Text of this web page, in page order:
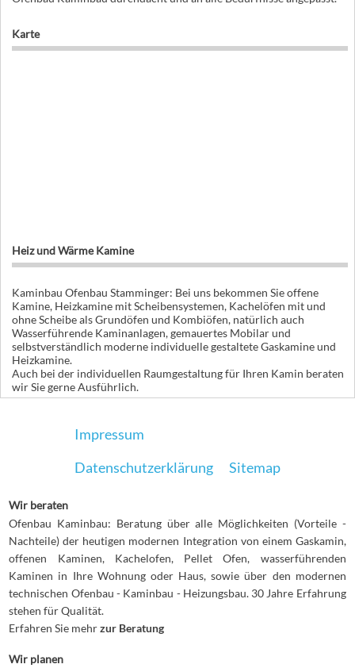
Karte
Heiz und Wärme Kamine
Kaminbau Ofenbau Stamminger: Bei uns bekommen Sie offene
Kamine, Heizkamine mit Scheibensystemen, Kachelöfen mit und
ohne Scheibe als Grundöfen und Kombiöfen, natürlich auch
Wasserführende Kaminanlagen, gemauertes Mobilar und
selbstverständlich moderne individuelle gestaltete Gaskamine und
Heizkamine.
Auch bei der individuellen Raumgestaltung für Ihren Kamin beraten
wir Sie gerne Ausführlich.
Impressum
Datenschutzerklärung
Sitemap
Wir beraten
Ofenbau Kaminbau: Beratung über alle Möglichkeiten (Vorteile -
Nachteile) der heutigen modernen Integration von einem Gaskamin,
offenen Kaminen, Kachelofen, Pellet Ofen, wasserführenden
Kaminen in Ihre Wohnung oder Haus, sowie über den modernen
technischen Ofenbau - Kaminbau - Heizungsbau. 30 Jahre Erfahrung
stehen für Qualität.
Erfahren Sie mehrzur Beratung
Wir planen